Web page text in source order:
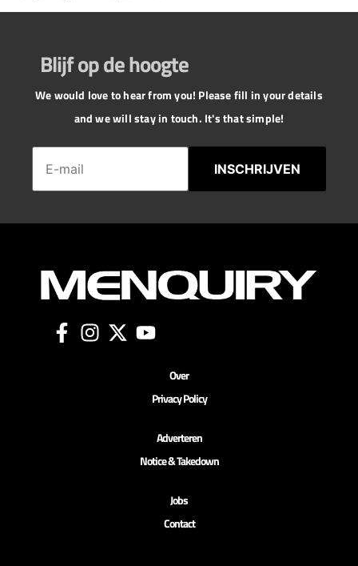
Blijf op de hoogte
We would love to hear from you! Please fill in your details
and we will stay in touch. It's that simple!
INSCHRIJVEN
Over
Privacy Policy
Adverteren
Notice & Takedown
Jobs
Contact